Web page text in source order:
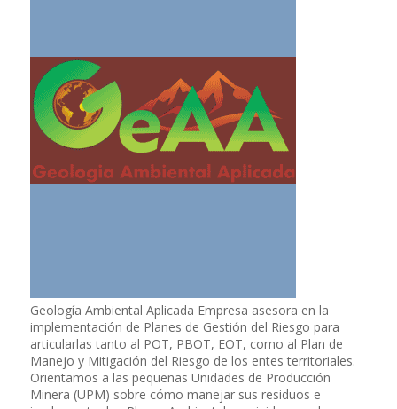
Geología Ambiental Aplicada Empresa asesora en la
implementación de Planes de Gestión del Riesgo para
articularlas tanto al POT, PBOT, EOT, como al Plan de
Manejo y Mitigación del Riesgo de los entes territoriales.
Orientamos a las pequeñas Unidades de Producción
Minera (UPM) sobre cómo manejar sus residuos e